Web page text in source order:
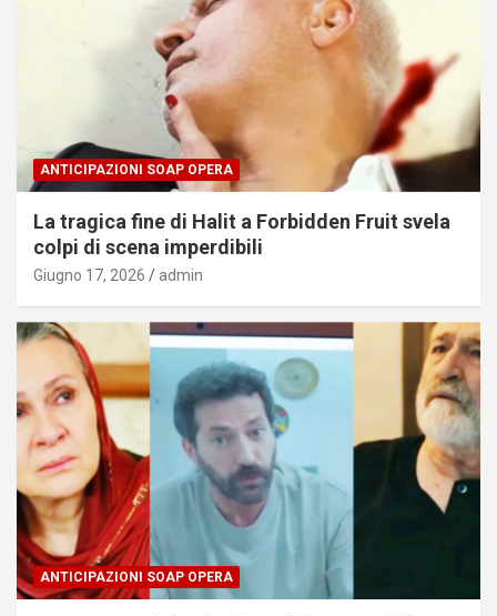
ANTICIPAZIONI SOAP OPERA
La tragica fine di Halit a Forbidden Fruit svela
colpi di scena imperdibili
Giugno 17, 2026 admin
ANTICIPAZIONI SOAP OPERA